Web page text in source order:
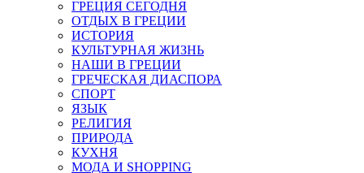
ГРЕЦИЯ СЕГОДНЯ
ОТДЫХ В ГРЕЦИИ
ИСТОРИЯ
КУЛЬТУРНАЯ ЖИЗНЬ
НАШИ В ГРЕЦИИ
ГРЕЧЕСКАЯ ДИАСПОРА
СПОРТ
ЯЗЫК
РЕЛИГИЯ
ПРИРОДА
КУХНЯ
МОДА И SHOPPING